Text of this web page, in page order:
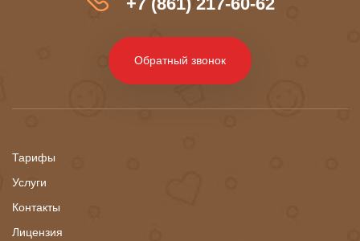
Обратный звонок
Тарифы
Услуги
Контакты
Лицензия